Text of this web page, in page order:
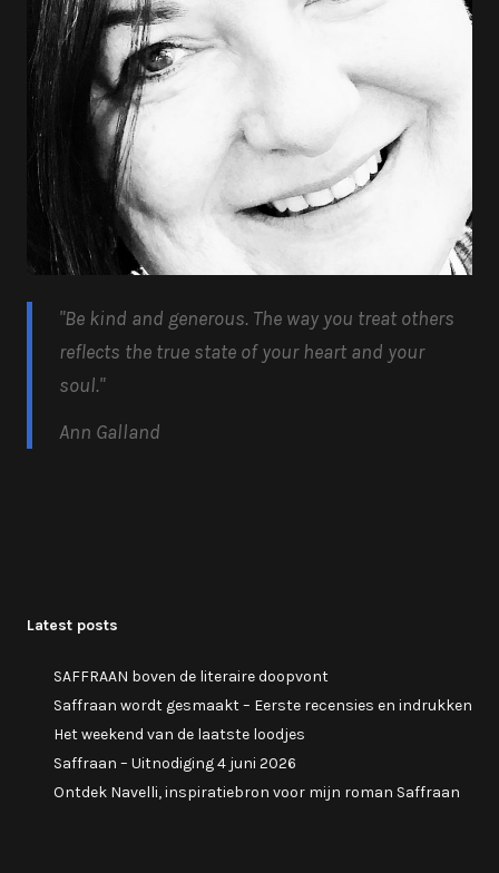
"Be kind and generous. The way you treat others
reflects the true state of your heart and your
soul."
Ann Galland
Latest posts
SAFFRAAN boven de literaire doopvont
Saffraan wordt gesmaakt – Eerste recensies en indrukken
Het weekend van de laatste loodjes
Saffraan – Uitnodiging 4 juni 2026
Ontdek Navelli, inspiratiebron voor mijn roman Saffraan